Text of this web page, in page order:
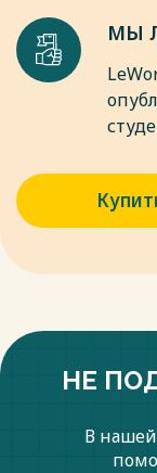
шумового
другие условия,
обеспечивается
органов
организаций,
среды [2, 8].
Весь текст
МЫ
НЕ
В нашей